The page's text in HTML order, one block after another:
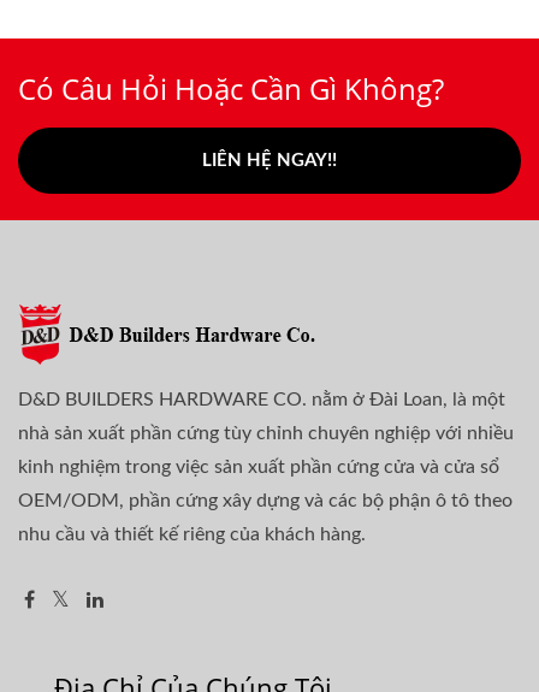
Có Câu Hỏi Hoặc Cần Gì Không?
LIÊN HỆ NGAY!!
D&D BUILDERS HARDWARE CO. nằm ở Đài Loan, là một
nhà sản xuất phần cứng tùy chỉnh chuyên nghiệp với nhiều
kinh nghiệm trong việc sản xuất phần cứng cửa và cửa sổ
OEM/ODM, phần cứng xây dựng và các bộ phận ô tô theo
nhu cầu và thiết kế riêng của khách hàng.